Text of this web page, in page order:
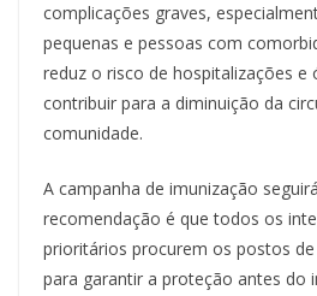
complicações graves,
pequenas e pessoas com
reduz o risco de hospitalizações e
contribuir para a diminuição da
comunidade.
A campanha de imunização
recomendação é que todos os
prioritários procurem os postos
para garantir a proteção antes do